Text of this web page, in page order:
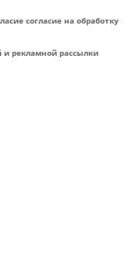
согласие на обработку
рекламной рассылки